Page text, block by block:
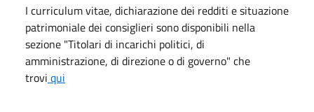
I curriculum vitae, dichiarazione dei redditi e situazione
patrimoniale dei consiglieri sono disponibili nella
sezione "Titolari di incarichi politici, di
amministrazione, di direzione o di governo" che
trovi qui